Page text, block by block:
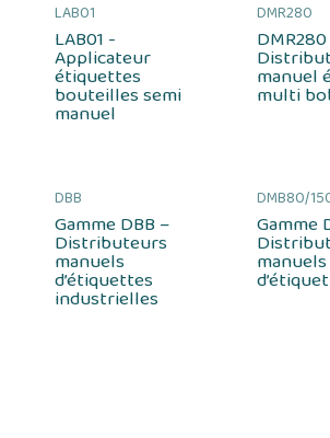
LAB01
LAB01 -
Applicateur
étiquettes
bouteilles semi
manuel
DMR280
manuel
multi
DBB
Gamme DBB –
Distributeurs
manuels
d’étiquettes
industrielles
DMB80/
Gamme
manuels